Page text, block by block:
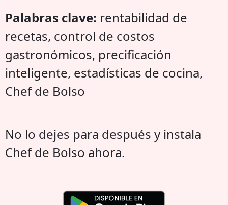
Palabras clave: rentabilidad de
recetas, control de costos
gastronómicos, precificación
inteligente, estadísticas de cocina,
Chef de Bolso
No lo dejes para después y instala
Chef de Bolso ahora.